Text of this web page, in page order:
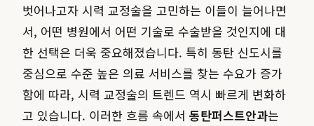
벗어나고자 시력 교정술을 고민하는 이들이 늘어나면
서, 어떤 병원에서 어떤 기술로 수술받을 것인지에 대
한 선택은 더욱 중요해졌습니다. 특히 동탄 신도시를
중심으로 수준 높은 의료 서비스를 찾는 수요가 증가
함에 따라, 시력 교정술의 트렌드 역시 빠르게 변화하
고 있습니다. 이러한 흐름 속에서 동탄퍼스트안과는